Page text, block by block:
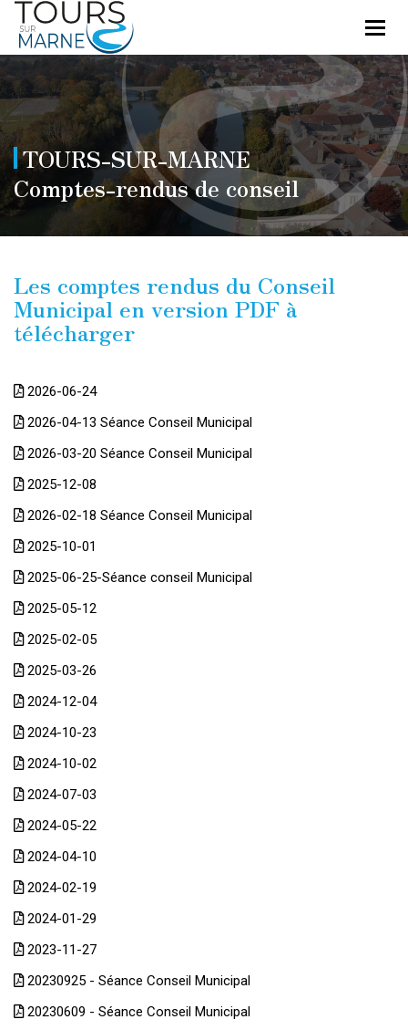
TOURS-SUR-MARNE
Comptes-rendus de conseil
Les comptes rendus du Conseil
Municipal en version PDF à
télécharger
2026-06-24
2026-04-13 Séance Conseil Municipal
2026-03-20 Séance Conseil Municipal
2025-12-08
2026-02-18 Séance Conseil Municipal
2025-10-01
2025-06-25-Séance conseil Municipal
2025-05-12
2025-02-05
2025-03-26
2024-12-04
2024-10-23
2024-10-02
2024-07-03
2024-05-22
2024-04-10
2024-02-19
2024-01-29
2023-11-27
20230925 - Séance Conseil Municipal
20230609 - Séance Conseil Municipal